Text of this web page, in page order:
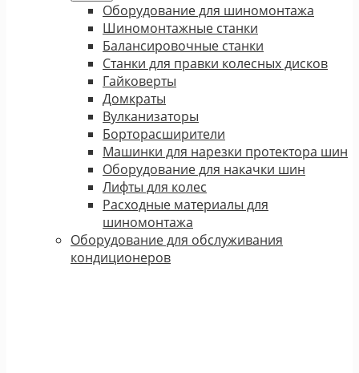
Оборудование для шиномонтажа
Шиномонтажные станки
Балансировочные станки
Станки для правки колесных дисков
Гайковерты
Домкраты
Вулканизаторы
Борторасширители
Машинки для нарезки протектора шин
Оборудование для накачки шин
Лифты для колес
Расходные материалы для
шиномонтажа
Оборудование для обслуживания
кондиционеров